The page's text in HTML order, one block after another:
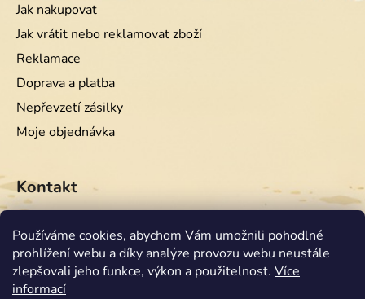
Používáme cookies, abychom Vám umožnili pohodlné
prohlížení webu a díky analýze provozu webu neustále
zlepšovali jeho funkce, výkon a použitelnost. Více
informací
Jak nakupovat
Jak vrátit nebo reklamovat zboží
Reklamace
Doprava a platba
Nepřevzetí zásilky
Moje objednávka
Kontakt
info @equiwest.cz
+420724001554